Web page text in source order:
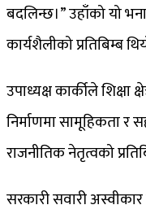
बदलिन्छ।” उहाँको यो
कार्यशैलीको प्रतिबिम्ब
उपाध्यक्ष कार्कीले शिक्षा
निर्माणमा सामूहिकता र
राजनीतिक नेतृत्वको
सरकारी सवारी